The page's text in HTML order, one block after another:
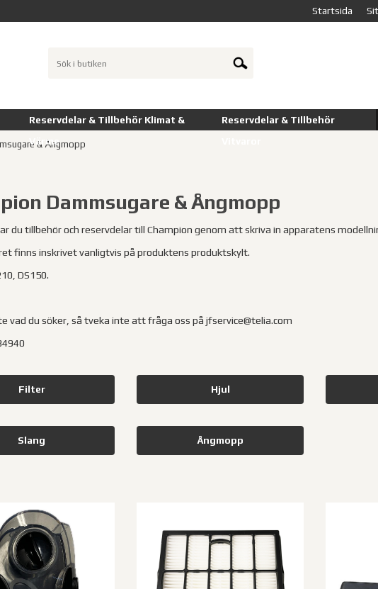
Startsida
Reservdelar & Tillbehör Klimat &
Värme
Reservdelar & Tillbehör
& Ångmopp
Dammsugare & Ångmopp
du tillbehör och reservdelar till Champion genom att skriva in apparatens
finns inskrivet vanligtvis på produktens produktskylt.
DS150.
vad du söker, så tveka inte att fråga oss på jfservice@telia.com
Filter Hjul
Slang Ångmopp